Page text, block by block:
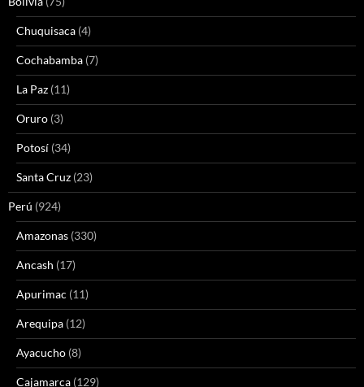
Chuquisaca (4)
Cochabamba (7)
La Paz (11)
Oruro (3)
Potosí (34)
Santa Cruz (23)
Perú (924)
Amazonas (330)
Ancash (17)
Apurimac (11)
Arequipa (12)
Ayacucho (8)
Cajamarca (129)